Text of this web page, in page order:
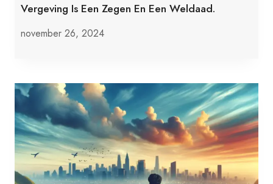
Vergeving Is Een Zegen En Een Weldaad.
november 26, 2024